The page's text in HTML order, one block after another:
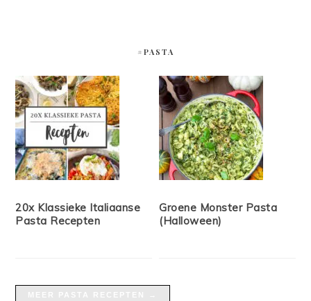
#PASTA
20x Klassieke Italiaanse
Pasta Recepten
Groene Monster Pasta
(Halloween)